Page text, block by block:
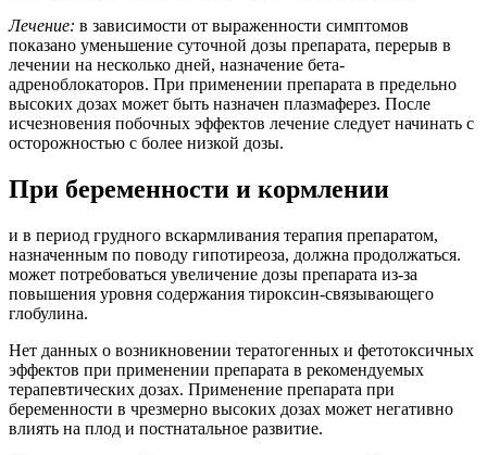
Лечение: в зависимости от выраженности симптомов
показано уменьшение суточной дозы препарата, перерыв в
лечении на несколько дней, назначение бета-
адреноблокаторов. При применении препарата в предельно
высоких дозах может быть назначен плазмаферез. После
исчезновения побочных эффектов лечение следует начинать с
осторожностью с более низкой дозы.
При беременности и кормлении
и в период грудного вскармливания терапия препаратом,
назначенным по поводу гипотиреоза, должна продолжаться.
может потребоваться увеличение дозы препарата из-за
повышения уровня содержания тироксин-связывающего
глобулина.
Нет данных о возникновении тератогенных и фетотоксичных
эффектов при применении препарата в рекомендуемых
терапевтических дозах. Применение препарата при
беременности в чрезмерно высоких дозах может негативно
влиять на плод и постнатальное развитие.